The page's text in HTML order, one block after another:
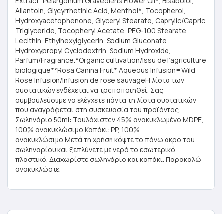
Allantoin, Glycyrrhetinic Acid, Menthol*, Tocopherol,
Hydroxyacetophenone, Glyceryl Stearate, Caprylic/Capric
Triglyceride, Tocopheryl Acetate, PEG-100 Stearate,
Lecithin, Ethylhexylglycerin, Sodium Gluconate,
Hydroxypropyl Cyclodextrin, Sodium Hydroxide,
Parfum/Fragrance.*Organic cultivation/Issu de l’agriculture
biologique**Rosa Canina Fruit* Aqueous Infusion=Wild
Rose Infusion/Infusion de rose sauvageΗ λίστα των
συστατικών ενδέχεται να τροποποιηθεί. Σας
συμβουλεύουμε να ελέγχετε πάντα τη λίστα συστατικών
που αναγράφεται στη συσκευασία του προϊόντος.
Σωληνάριο 50ml: Toυλάχιστον 45% ανακυκλωμένο MDPE,
100% ανακυκλώσιμο.Καπάκι: PP, 100%
ανακυκλώσιμο.Μετά τη χρήση κόψτε το πάνω άκρο του
σωληναρίου και ξεπλύνετε με νερό το εσωτερικό
πλαστικό. Διαχωρίστε σωληνάριο και καπάκι. Παρακαλώ
ανακυκλώστε.